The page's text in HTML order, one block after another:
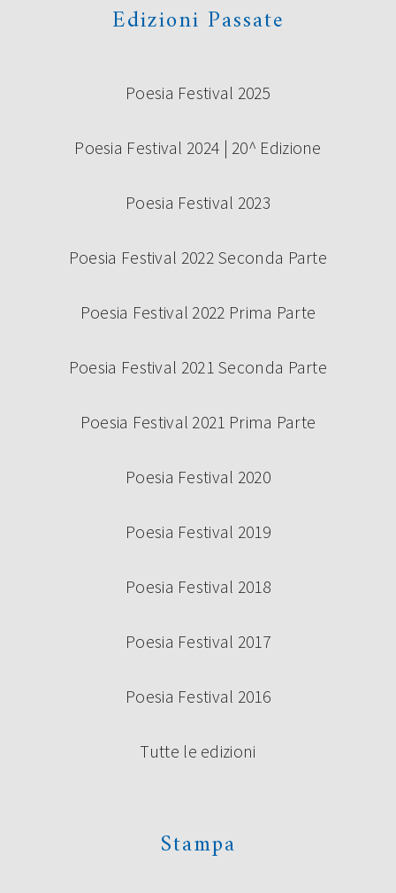
Edizioni Passate
Poesia Festival 2025
Poesia Festival 2024 | 20^ Edizione
Poesia Festival 2023
Poesia Festival 2022 Seconda Parte
Poesia Festival 2022 Prima Parte
Poesia Festival 2021 Seconda Parte
Poesia Festival 2021 Prima Parte
Poesia Festival 2020
Poesia Festival 2019
Poesia Festival 2018
Poesia Festival 2017
Poesia Festival 2016
Tutte le edizioni
Stampa